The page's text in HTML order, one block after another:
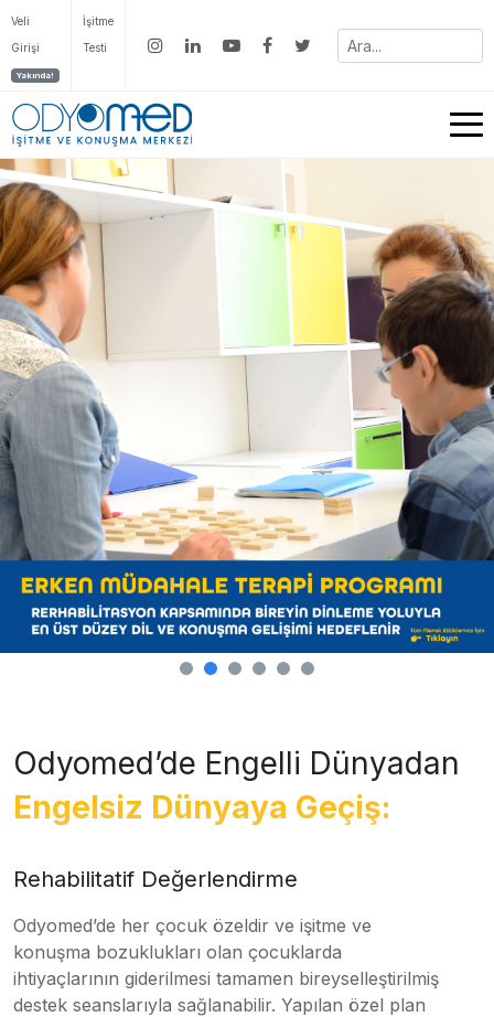
Veli
Girişi
Yakında!
İşitme
Testi
Odyomed’de Engelli Dünyadan
Engelsiz Dünyaya Geçiş:
Rehabilitatif Değerlendirme
Odyomed’de her çocuk özeldir ve işitme ve
konuşma bozuklukları olan çocuklarda
ihtiyaçlarının giderilmesi tamamen bireyselleştirilmiş
destek seanslarıyla sağlanabilir. Yapılan özel plan